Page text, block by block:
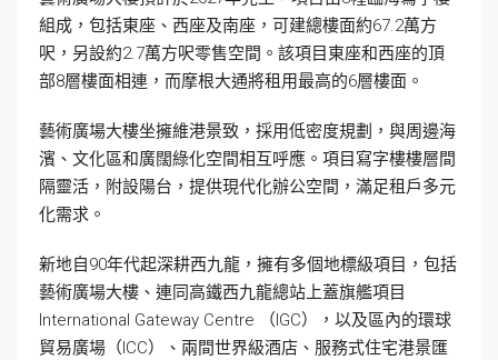
組成，包括東座、西座及南座，可建總樓面約67.2萬方
呎，另設約2.7萬方呎零售空間。該項目東座和西座的頂
部8層樓面相連，而摩根大通將租用最高的6層樓面。
藝術廣場大樓坐擁維港景致，採用低密度規劃，與周邊海
濱、文化區和廣闊綠化空間相互呼應。項目寫字樓樓層間
隔靈活，附設陽台，提供現代化辦公空間，滿足租戶多元
化需求。
新地自90年代起深耕西九龍，擁有多個地標級項目，包括
藝術廣場大樓、連同高鐵西九龍總站上蓋旗艦項目
International Gateway Centre （IGC），以及區內的環球
貿易廣場（ICC）、兩間世界級酒店、服務式住宅港景匯